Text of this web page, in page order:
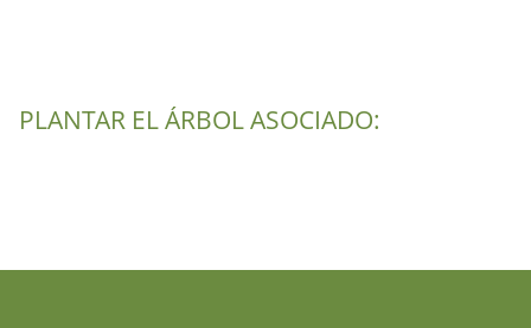
PLANTAR EL ÁRBOL ASOCIADO: